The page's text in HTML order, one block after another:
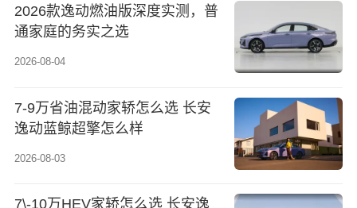
2026款逸动燃油版深度实测，普
通家庭的务实之选
2026-08-04
7-9万省油混动家轿怎么选 长安
逸动蓝鲸超擎怎么样
2026-08-03
7\-10万HEV家轿怎么选 长安逸